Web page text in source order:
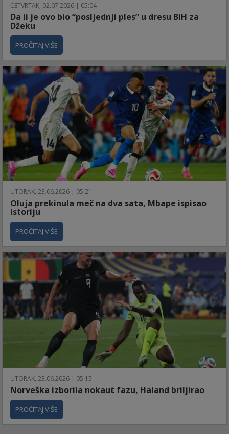
ČETVRTAK, 02.07.2026 | 05:04
Da li je ovo bio “posljednji ples” u dresu BiH za
Džeku
PROČITAJ VIŠE
UTORAK, 23.06.2026 | 05:21
Oluja prekinula meč na dva sata, Mbape ispisao
istoriju
PROČITAJ VIŠE
UTORAK, 23.06.2026 | 05:15
Norveška izborila nokaut fazu, Haland briljirao
PROČITAJ VIŠE